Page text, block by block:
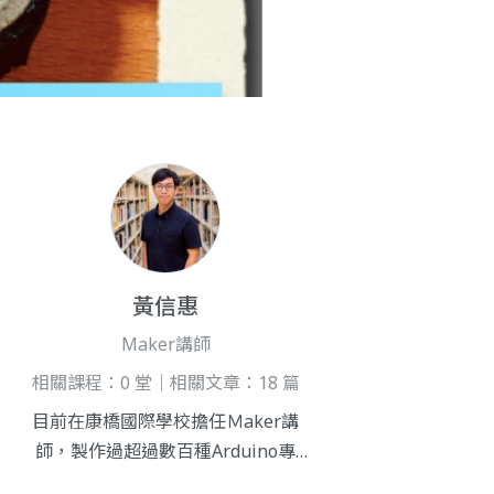
黃信惠
Maker講師
相關課程：0 堂｜相關文章：18 篇
目前在康橋國際學校擔任Ｍaker講
師，製作過超過數百種Arduino專